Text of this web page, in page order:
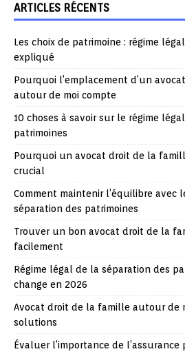
ARTICLES RÉCENTS
Les choix de patrimoine : régime
expliqué
Pourquoi l’emplacement d’un
autour de moi compte
10 choses à savoir sur le régime
patrimoines
Pourquoi un avocat droit de la
crucial
Comment maintenir l’équilibre avec
séparation des patrimoines
Trouver un bon avocat droit de la
facilement
Régime légal de la séparation des
change en 2026
Avocat droit de la famille autour de
solutions
Évaluer l’importance de